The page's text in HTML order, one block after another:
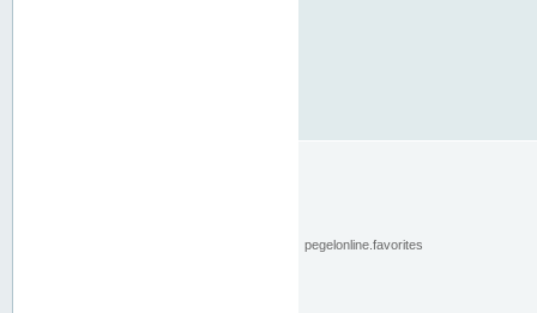
pegelonline.favorites